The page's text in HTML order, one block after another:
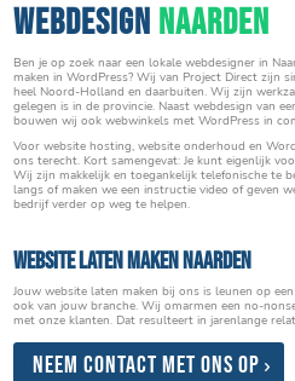
WEBDESIGN NAARDEN
Ben je op zoek naar een lokale webdesigner in
maken in WordPress? Wij van Project Direct zijn
heel Noord-Holland en daarbuiten. Wij zijn
gelegen is in de provincie. Naast webdesign van
bouwen wij ook webwinkels met WordPress in
Voor website hosting, website onderhoud en
ons terecht. Kort samengevat: Je kunt eigenlijk
Wij zijn makkelijk en toegankelijk telefonische te
langs of maken we een instructie video of geven
bedrijf verder op weg te helpen.
Website laten maken Naarden
Jouw website laten maken bij ons is leunen op
ook van jouw branche. Wij omarmen een no-
met onze klanten. Dat resulteert in jarenlange
Neem contact met ons op